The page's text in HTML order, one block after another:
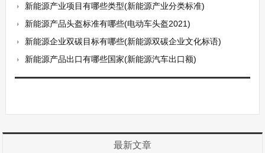
新能源产业项目有哪些类型(新能源产业分类标准)
新能源产品头盔标准有哪些(电动车头盔2021)
新能源企业双碳目标有哪些(新能源双碳企业文化标语)
新能源产品出口有哪些国家(新能源汽车出口额)
最新文章